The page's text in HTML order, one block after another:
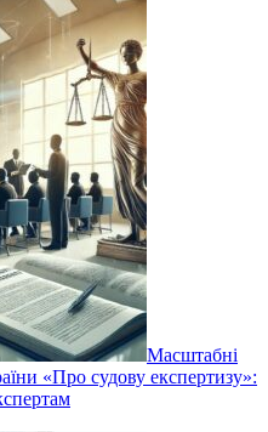
Масштабні
«Про судову експертизу»: